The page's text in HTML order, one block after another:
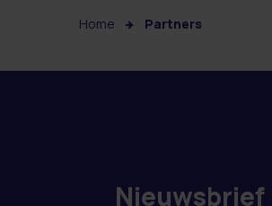
Home Partners
Nieuwsbrief